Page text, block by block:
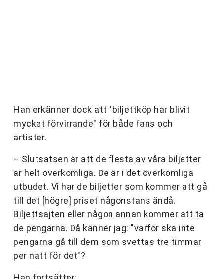
Han erkänner dock att "biljettköp har blivit
mycket förvirrande" för både fans och
artister.
– Slutsatsen är att de flesta av våra biljetter
är helt överkomliga. De är i det överkomliga
utbudet. Vi har de biljetter som kommer att gå
till det [högre] priset någonstans ändå.
Biljettsajten eller någon annan kommer att ta
de pengarna. Då känner jag: "varför ska inte
pengarna gå till dem som svettas tre timmar
per natt för det"?